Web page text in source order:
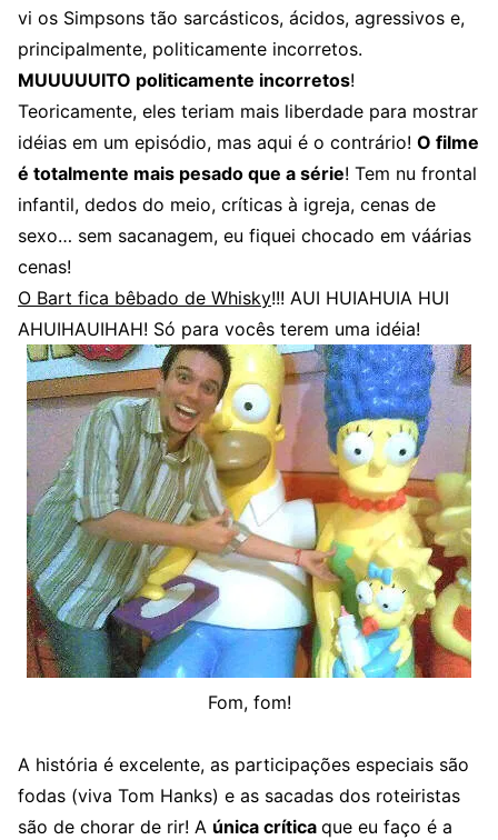
vi os Simpsons tão sarcásticos, ácidos, agressivos e,
principalmente, politicamente incorretos.
MUUUUUITO politicamente incorretos!
Teoricamente, eles teriam mais liberdade para mostrar
idéias em um episódio, mas aqui é o contrário! O filme
é totalmente mais pesado que a série! Tem nu frontal
infantil, dedos do meio, críticas à igreja, cenas de
sexo… sem sacanagem, eu fiquei chocado em váárias
cenas!
O Bart fica bêbado de Whisky!!! AUI HUIAHUIA HUI
AHUIHAUIHAH! Só para vocês terem uma idéia!
Fom, fom!
A história é excelente, as participações especiais são
fodas (viva Tom Hanks) e as sacadas dos roteiristas
são de chorar de rir! A única crítica que eu faço é a